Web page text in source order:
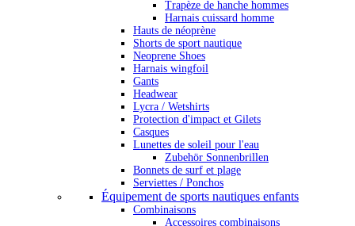
Trapèze de hanche hommes
Harnais cuissard homme
Hauts de néoprène
Shorts de sport nautique
Neoprene Shoes
Harnais wingfoil
Gants
Headwear
Lycra / Wetshirts
Protection d'impact et Gilets
Casques
Lunettes de soleil pour l'eau
Zubehör Sonnenbrillen
Bonnets de surf et plage
Serviettes / Ponchos
Équipement de sports nautiques enfants
Combinaisons
Accessoires combinaisons